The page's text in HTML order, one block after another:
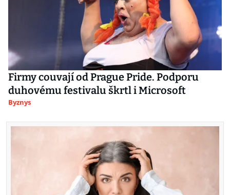
Firmy couvají od Prague Pride. Podporu
duhovému festivalu škrtl i Microsoft
Byznys